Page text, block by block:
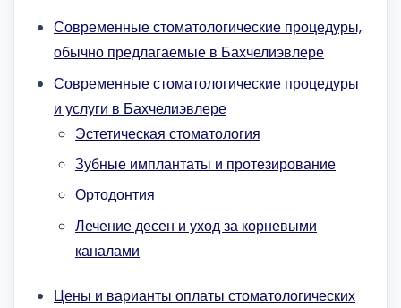
Современные стоматологические процедуры,
обычно предлагаемые в Бахчелиэвлере
Современные стоматологические процедуры
и услуги в Бахчелиэвлере
Эстетическая стоматология
Зубные имплантаты и протезирование
Ортодонтия
Лечение десен и уход за корневыми
каналами
Цены и варианты оплаты стоматологических